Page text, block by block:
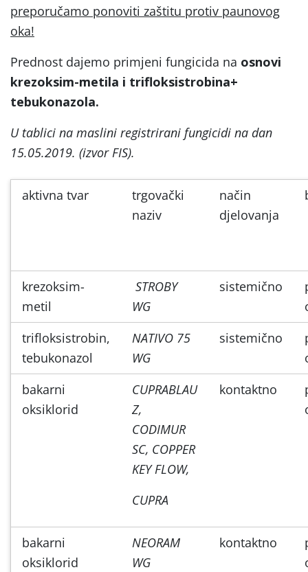
preporučamo ponoviti zaštitu protiv paunovog
oka!
Prednost dajemo primjeni fungicida na osnovi
krezoksim-metila i trifloksistrobina+
tebukonazola.
U tablici na maslini registrirani fungicidi na dan
15.05.2019. (izvor FIS).
aktivna tvar
trgovački
naziv
način
djelovanja
krezoksim-
metil
STROBY
WG
sistemično
trifloksistrobin,
tebukonazol
NATIVO 75
WG
sistemično
bakarni
oksiklorid
CUPRABLAU
Z,
CODIMUR
SC, COPPER
KEY FLOW,
CUPRA
kontaktno
bakarni
oksiklorid
NEORAM
WG
kontaktno